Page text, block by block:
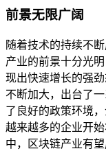
前景无限广阔
随着技术的持续不
产业的前景十分光
现出快速增长的强
不断加大，出台了
了良好的政策环境
越来越多的企业开
中，区块链产业有